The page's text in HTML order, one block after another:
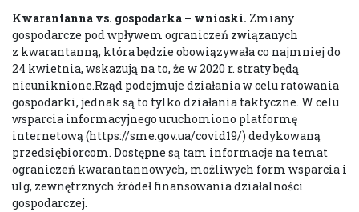
Kwarantanna vs. gospodarka – wnioski. Zmiany
gospodarcze pod wpływem ograniczeń związanych
z kwarantanną, która będzie obowiązywała co najmniej do
24 kwietnia, wskazują na to, że w 2020 r. straty będą
nieuniknione.Rząd podejmuje działania w celu ratowania
gospodarki, jednak są to tylko działania taktyczne. W celu
wsparcia informacyjnego uruchomiono platformę
internetową (https://sme.gov.ua/covid19/) dedykowaną
przedsiębiorcom. Dostępne są tam informacje na temat
ograniczeń kwarantannowych, możliwych form wsparcia i
ulg, zewnętrznych źródeł finansowania działalności
gospodarczej.